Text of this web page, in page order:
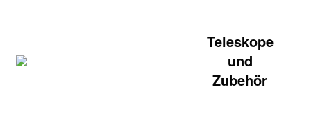
Teleskope
und
Zubehör